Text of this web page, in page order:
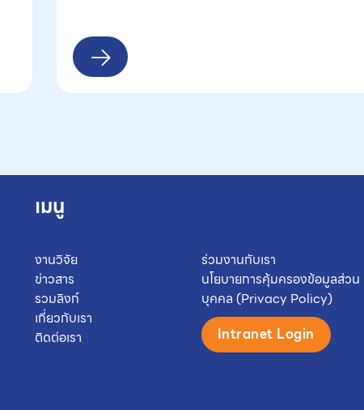
เมนู
งานวิจัย
ข่าวสาร
รวมลิงก์
เกี่ยวกับเรา
ติดต่อเรา
ร่วมงานกับเรา
นโยบายการคุ้มครองข้อมูลส่วน
บุคคล (Privacy Policy)
Intranet Login